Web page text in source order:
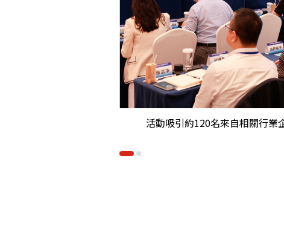
活動吸引約120名來自相關行業